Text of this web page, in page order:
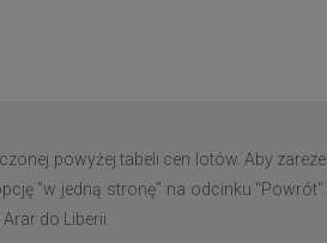
powyżej tabeli cen lotów. Aby
"w jedną stronę" na odcinku
do Liberii.